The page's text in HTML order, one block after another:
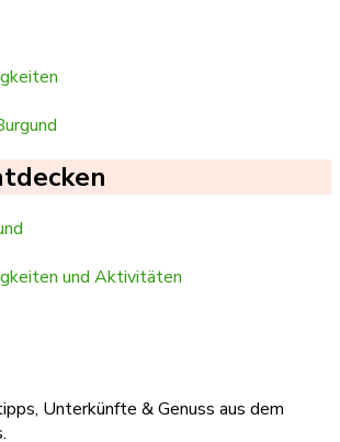
und Aktivitäten
Unterkünfte & Genuss aus dem